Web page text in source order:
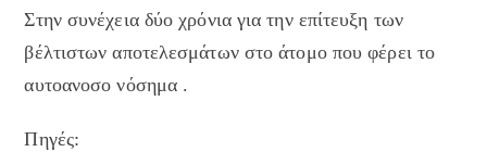
Στην συνέχεια δύο χρόνια για την επίτευξη των
βέλτιστων αποτελεσμάτων στο άτομο που φέρει το
αυτοανοσο νόσημα .
Πηγές: